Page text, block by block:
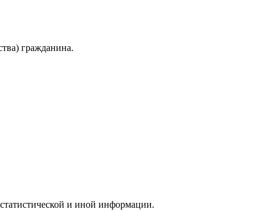
гражданина.
и иной информации.